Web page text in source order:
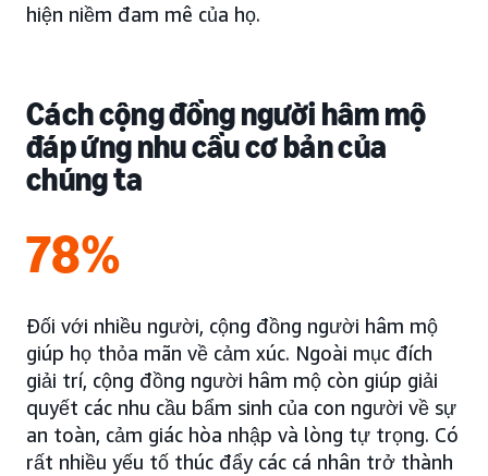
hiện niềm đam mê của họ.
Cách cộng đồng người hâm mộ
đáp ứng nhu cầu cơ bản của
chúng ta
78%
Đối với nhiều người, cộng đồng người hâm mộ
giúp họ thỏa mãn về cảm xúc. Ngoài mục đích
giải trí, cộng đồng người hâm mộ còn giúp giải
quyết các nhu cầu bẩm sinh của con người về sự
an toàn, cảm giác hòa nhập và lòng tự trọng. Có
rất nhiều yếu tố thúc đẩy các cá nhân trở thành